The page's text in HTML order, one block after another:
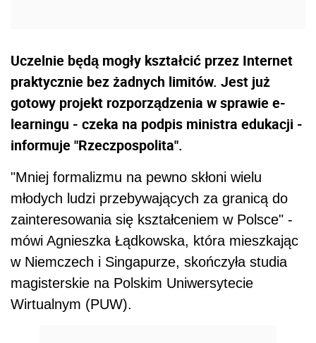
Uczelnie będą mogły kształcić przez Internet
praktycznie bez żadnych limitów. Jest już
gotowy projekt rozporządzenia w sprawie e-
learningu - czeka na podpis ministra edukacji -
informuje "Rzeczpospolita".
"Mniej formalizmu na pewno skłoni wielu
młodych ludzi przebywających za granicą do
zainteresowania się kształceniem w Polsce" -
mówi Agnieszka Łądkowska, która mieszkając
w Niemczech i Singapurze, skończyła studia
magisterskie na Polskim Uniwersytecie
Wirtualnym (PUW).